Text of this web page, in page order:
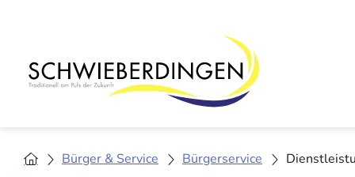
Bürger & Service Bürgerservice